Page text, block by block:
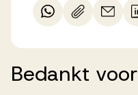
Bedankt voor